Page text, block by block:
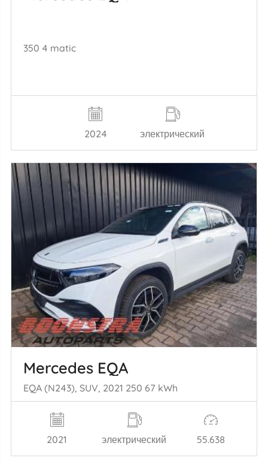
350 4 matic
2024 электрический
Mercedes EQA
EQA (N243), SUV, 2021 250 67 kWh
2021 электрический 55.638